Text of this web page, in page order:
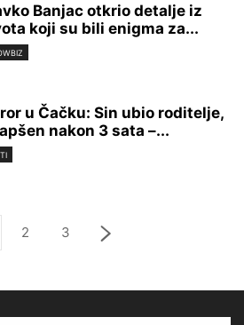
Banjac otkrio detalje iz
koji su bili enigma za...
u Čačku: Sin ubio roditelje,
nakon 3 sata –...
2 3